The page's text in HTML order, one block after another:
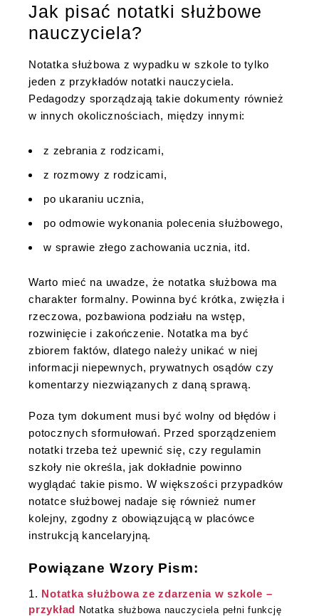
Jak pisać notatki służbowe
nauczyciela?
Notatka służbowa z wypadku w szkole to tylko
jeden z przykładów notatki nauczyciela.
Pedagodzy sporządzają takie dokumenty również
w innych okolicznościach, między innymi:
z zebrania z rodzicami,
z rozmowy z rodzicami,
po ukaraniu ucznia,
po odmowie wykonania polecenia służbowego,
w sprawie złego zachowania ucznia, itd.
Warto mieć na uwadze, że notatka służbowa ma
charakter formalny. Powinna być krótka, zwięzła i
rzeczowa, pozbawiona podziału na wstęp,
rozwinięcie i zakończenie. Notatka ma być
zbiorem faktów, dlatego należy unikać w niej
informacji niepewnych, prywatnych osądów czy
komentarzy niezwiązanych z daną sprawą.
Poza tym dokument musi być wolny od błędów i
potocznych sformułowań. Przed sporządzeniem
notatki trzeba też upewnić się, czy regulamin
szkoły nie określa, jak dokładnie powinno
wyglądać takie pismo. W większości przypadków
notatce służbowej nadaje się również numer
kolejny, zgodny z obowiązującą w placówce
instrukcją kancelaryjną.
Powiązane Wzory Pism:
Notatka służbowa ze zdarzenia w szkole –
przykład Notatka służbowa nauczyciela pełni funkcję